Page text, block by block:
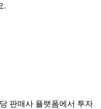
.
판매사 플랫폼에서 투자